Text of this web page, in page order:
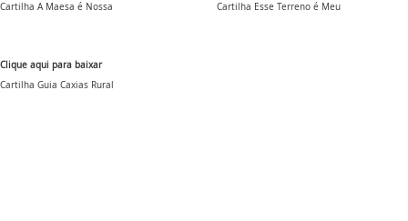
Cartilha A Maesa é Nossa
Cartilha Esse Terreno é Meu
Clique aqui para baixar
Cartilha Guia Caxias Rural